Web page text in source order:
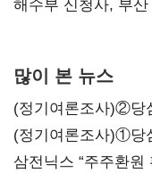
강화"
해수부 신청사, 부
많이 본 뉴스
(정기여론조사)②당
(정기여론조사)①당
지지도 '50% 아래로
삼전닉스 “주주환